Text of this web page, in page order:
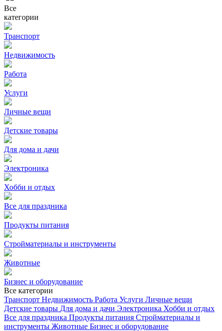
Все
категории
Транспорт
Недвижимость
Работа
Услуги
Личные вещи
Детские товары
Для дома и дачи
Электроника
Хобби и отдых
Все для праздника
Продукты питания
Стройматериалы и инструменты
Животные
Бизнес и оборудование
Все категории
Транспорт Недвижимость Работа Услуги Личные вещи
Детские товары Для дома и дачи Электроника Хобби и отдых
Все для праздника Продукты питания Стройматериалы и
инструменты Животные Бизнес и оборудование